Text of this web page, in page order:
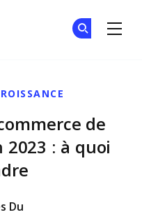
de
: à quoi
Du